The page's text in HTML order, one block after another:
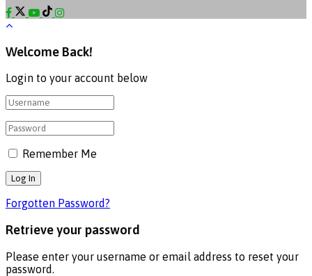
Welcome Back!
Login to your account below
Remember Me
Forgotten Password?
Retrieve your password
Please enter your username or email address to reset your
password.